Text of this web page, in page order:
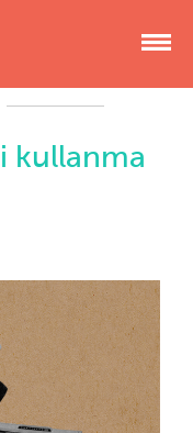
kullanma